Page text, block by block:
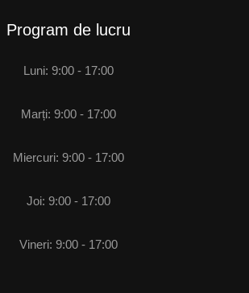
Program de lucru
Luni: 9:00 - 17:00
Marți: 9:00 - 17:00
Miercuri: 9:00 - 17:00
Joi: 9:00 - 17:00
Vineri: 9:00 - 17:00